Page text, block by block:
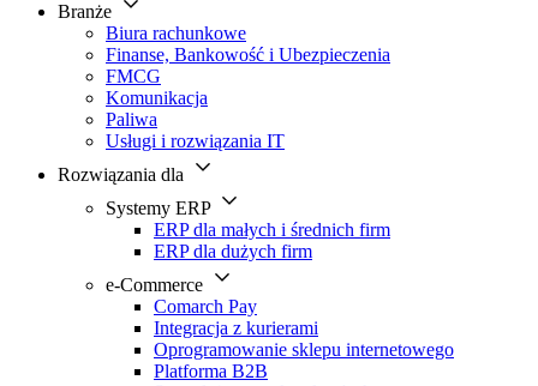
Branże
Biura rachunkowe
Finanse, Bankowość i Ubezpieczenia
FMCG
Komunikacja
Paliwa
Usługi i rozwiązania IT
Rozwiązania dla
Systemy ERP
ERP dla małych i średnich firm
ERP dla dużych firm
e-Commerce
Comarch Pay
Integracja z kurierami
Oprogramowanie sklepu internetowego
Platforma B2B